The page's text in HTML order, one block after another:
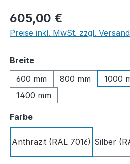
Regulärer Preis:
605,00 €
Preise inkl. MwSt. zzgl.
Breiteauswählen
600 mm
800 mm 1000
1400 mm
Farbeauswählen
Anthrazit (RAL 7016) Silber